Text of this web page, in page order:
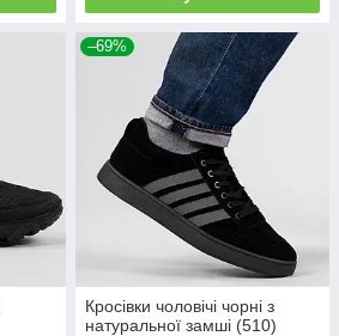
–69%
Кросівки чоловічі чорні з
натуральної замші (510)